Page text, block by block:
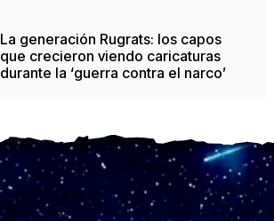
La generación Rugrats: los capos
que crecieron viendo caricaturas
durante la ‘guerra contra el narco’